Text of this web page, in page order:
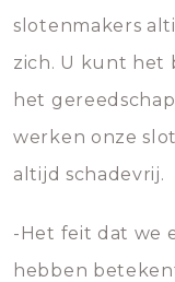
slotenmakers
zich. U kunt het
het
werken onze
altijd schadevrij.
-Het feit dat we
hebben